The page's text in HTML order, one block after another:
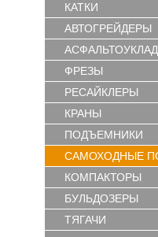
КАТКИ
АВТОГРЕЙДЕРЫ
ФРЕЗЫ
РЕСАЙКЛЕРЫ
КРАНЫ
ПОДЪЕМНИКИ
САМОХОДНЫЕ
КОМПАКТОРЫ
БУЛЬДОЗЕРЫ
ТЯГАЧИ